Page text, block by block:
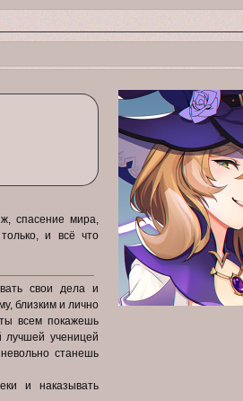
спасение мира,
и всё что
свои дела и
близким и лично
всем покажешь
ученицей
станешь
и наказывать